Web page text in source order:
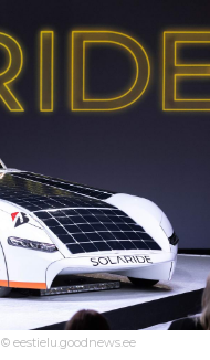
© eestielu.goodnews.ee